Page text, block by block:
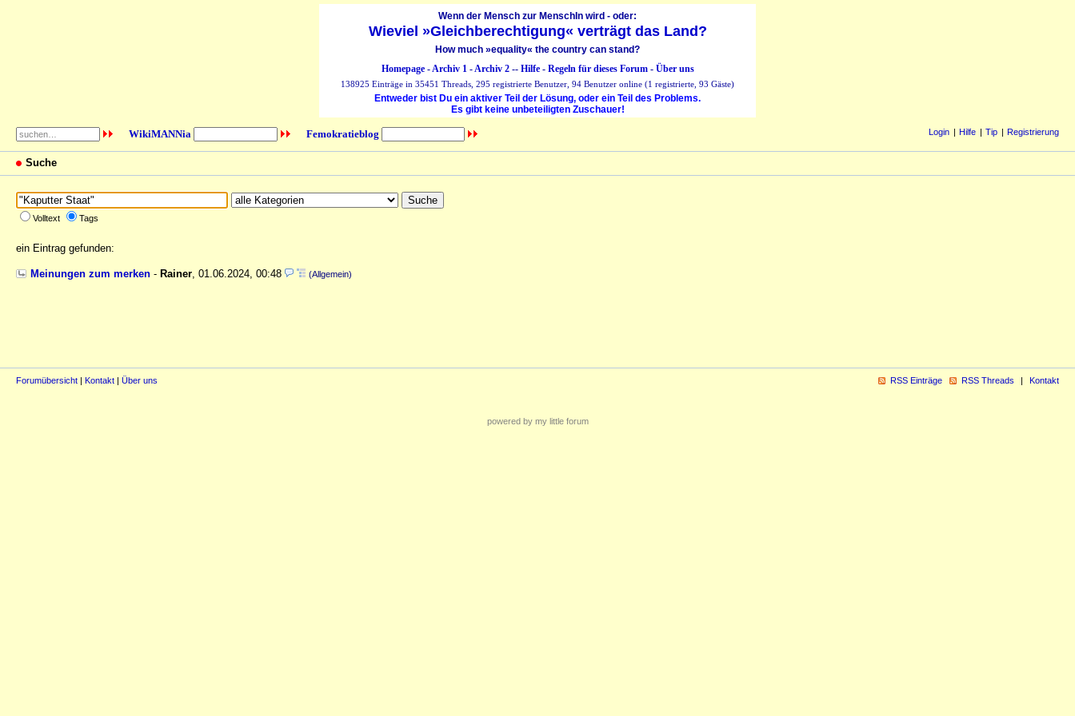
Wenn der Mensch zur MenschIn wird - oder:
Wieviel »Gleichberechtigung« verträgt das Land?
How much »equality« the country can stand?
Homepage-Archiv 1-Archiv 2-- Hilfe- Regeln für dieses Forum- Über uns
138925 Einträge in 35451 Threads, 295 registrierte Benutzer, 94 Benutzer online (1 registrierte, 93 Gäste)
Entweder bist Du ein aktiver Teil der Lösung, oder ein Teil des Problems.
Es gibt keine unbeteiligten Zuschauer!
WikiMANNia Femokratieblog Login Hilfe Tip Registrierung
Suche
Volltext Tags
ein Eintrag gefunden:
Meinungen zum merken - Rainer 01.06.2024, 00:48 (Allgemein)
Forumübersicht | Kontakt | Über uns RSS Einträge RSS Threads Kontakt
powered by my little forum